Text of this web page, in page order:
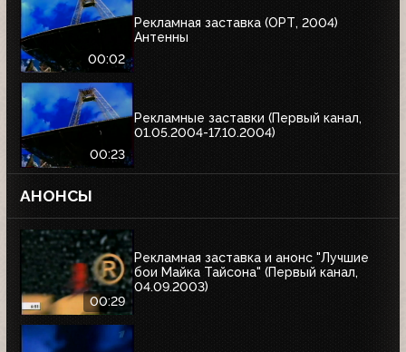
00:02
Рекламная заставка (ОРТ, 2004)
Антенны
00:23
Рекламные заставки (Первый канал,
01.05.2004-17.10.2004)
АНОНСЫ
00:29
Рекламная заставка и анонс "Лучшие
бои Майка Тайсона" (Первый канал,
04.09.2003)